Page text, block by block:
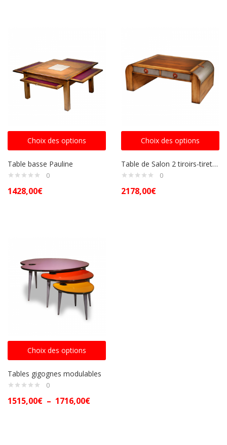
Choix des options
Table basse Pauline
0
1428,00€
Choix des options
Table de Salon 2 tiroirs-tirettes et 2 coffres
0
2178,00€
Choix des options
Tables gigognes modulables
0
1515,00€ – 1716,00€